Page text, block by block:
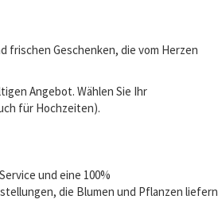
frischen Geschenken, die vom Herzen
Angebot. Wählen Sie Ihr
für Hochzeiten).
und eine 100%
die Blumen und Pflanzen liefern